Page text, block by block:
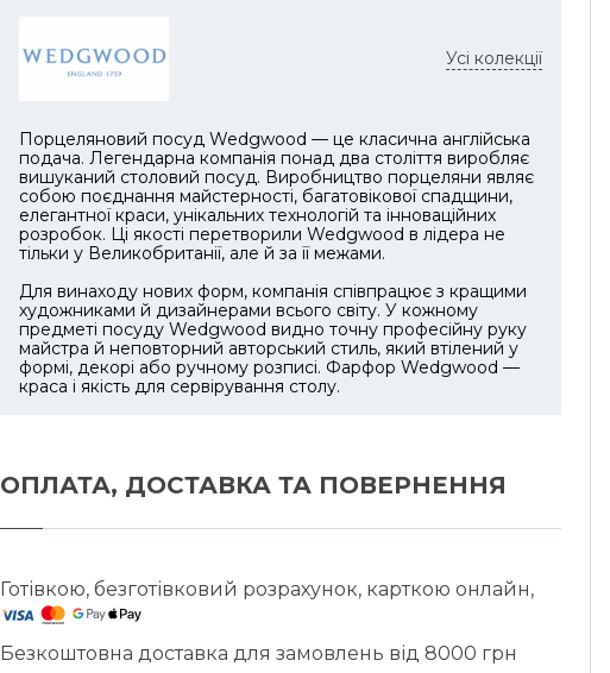
Усі колекції
Порцеляновий посуд Wedgwood — це класична англійська
подача. Легендарна компанія понад два століття виробляє
вишуканий столовий посуд. Виробництво порцеляни являє
собою поєднання майстерності, багатовікової спадщини,
елегантної краси, унікальних технологій та інноваційних
розробок. Ці якості перетворили Wedgwood в лідера не
тільки у Великобританії, але й за її межами.
Для винаходу нових форм, компанія співпрацює з кращими
художниками й дизайнерами всього світу. У кожному
предметі посуду Wedgwood видно точну професійну руку
майстра й неповторний авторський стиль, який втілений у
формі, декорі або ручному розписі. Фарфор Wedgwood —
краса і якість для сервірування столу.
ОПЛАТА, ДОСТАВКА ТА ПОВЕРНЕННЯ
Готівкою, безготівковий розрахунок, карткою онлайн,
Безкоштовна доставка для замовлень від 8000 грн